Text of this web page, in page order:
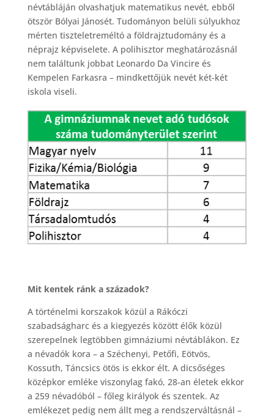
névtábláján olvashatjuk matematikus nevét, ebből
ötször Bólyai Jánosét. Tudományon belüli súlyukhoz
mérten tiszteletreméltó a földrajztudomány és a
néprajz képviselete. A polihisztor meghatározásnál
nem találtunk jobbat Leonardo Da Vincire és
Kempelen Farkasra – mindkettőjük nevét két-két
iskola viseli.
Mit kentek ránk a századok?
A történelmi korszakok közül a Rákóczi
szabadságharc és a kiegyezés között élők közül
szerepelnek legtöbben gimnáziumi névtáblákon. Ez
a névadók kora – a Széchenyi, Petőfi, Eötvös,
Kossuth, Táncsics ötös is ekkor élt. A dicsőséges
középkor emléke viszonylag fakó, 28-an életek ekkor
a 259 névadóból – főleg királyok és szentek. Az
emlékezet pedig nem állt meg a rendszerváltásnál –